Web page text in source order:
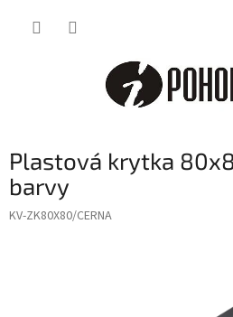
Plastová krytka
barvy
KV-ZK80X80/CERNA